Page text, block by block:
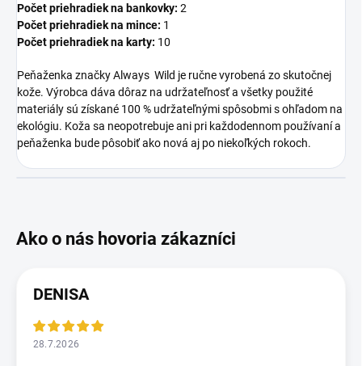
Počet priehradiek na bankovky: 2
Počet priehradiek na mince: 1
Počet priehradiek na karty: 10
Peňaženka značky Always Wild je ručne vyrobená zo skutočnej
kože. Výrobca dáva dôraz na udržateľnosť a všetky použité
materiály sú získané 100 % udržateľnými spôsobmi s ohľadom na
ekológiu. Koža sa neopotrebuje ani pri každodennom používaní a
peňaženka bude pôsobiť ako nová aj po niekoľkých rokoch.
DENISA
28.7.2026